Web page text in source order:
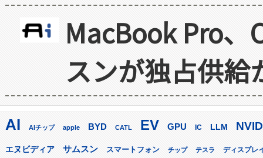
MacBook Pro
スンが独占供給
AI AIチップ apple BYD CATL EV GPU IC LLM
エヌビディア サムスン スマートフォン チップ テスラ ディスプレ